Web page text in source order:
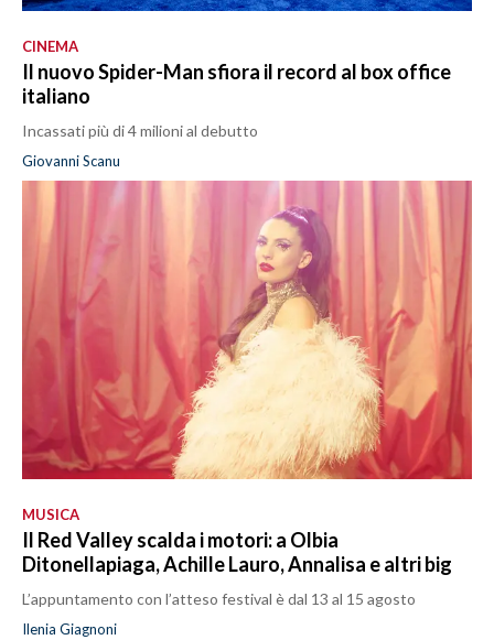
CINEMA
Il nuovo Spider-Man sfiora il record al box office
italiano
Incassati più di 4 milioni al debutto
Giovanni Scanu
MUSICA
Il Red Valley scalda i motori: a Olbia
Ditonellapiaga, Achille Lauro, Annalisa e altri big
L’appuntamento con l’atteso festival è dal 13 al 15 agosto
Ilenia Giagnoni